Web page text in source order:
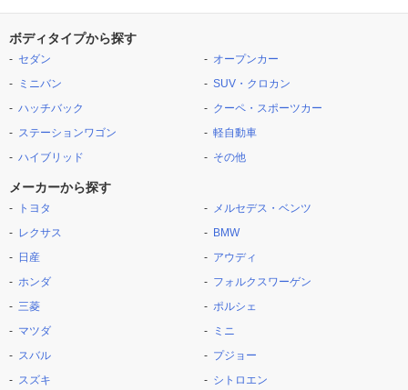
ボディタイプから探す
セダン
ミニバン
ハッチバック
ステーションワゴン
ハイブリッド
オープンカー
SUV・クロカン
クーペ・スポーツカー
軽自動車
その他
メーカーから探す
トヨタ
レクサス
日産
ホンダ
三菱
マツダ
スバル
スズキ
メルセデス・ベンツ
BMW
アウディ
フォルクスワーゲン
ポルシェ
ミニ
プジョー
シトロエン